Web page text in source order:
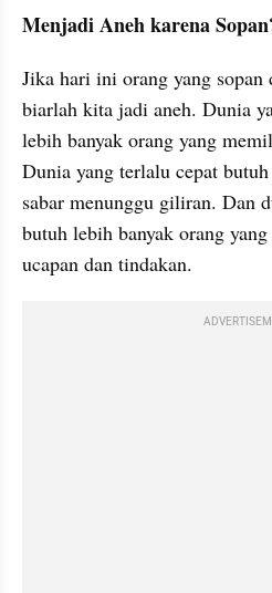
Menjadi Aneh karena
Jika hari ini orang yang sopan
biarlah kita jadi aneh. Dunia
lebih banyak orang yang
Dunia yang terlalu cepat
sabar menunggu giliran. Dan
butuh lebih banyak orang
ucapan dan tindakan.